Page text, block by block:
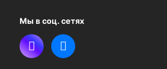
Мы в соц. сетях